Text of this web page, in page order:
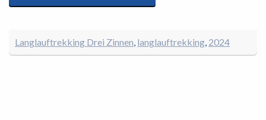
Langlauftrekking Drei Zinnen langlauftrekking 2024